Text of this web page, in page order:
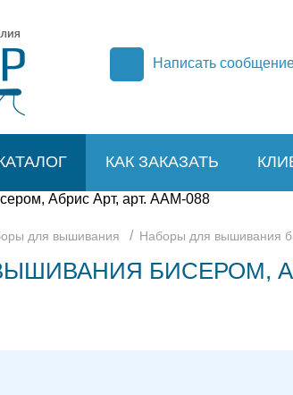
Написать
КАК ЗАКАЗАТЬ
для вышивания / Наборы для вышивания
БИСЕРОМ,